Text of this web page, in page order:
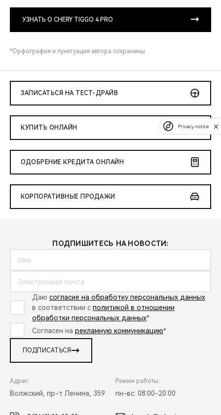
УЗНАТЬ О CHERY TIGGO 4 PRO
*Орфография и пунктуация автора сохранены
ЗАПИСАТЬСЯ НА ТЕСТ-ДРАЙВ
КУПИТЬ ОНЛАЙН
ОДОБРЕНИЕ КРЕДИТА ОНЛАЙН
КОРПОРАТИВНЫЕ ПРОДАЖИ
ПОДПИШИТЕСЬ НА НОВОСТИ:
Даю согласие на обработку персональных данных
в соответствии с политикой в отношении
обработки персональных данных*
Согласен на рекламную коммуникацию*
ПОДПИСАТЬСЯ
Адрес:
Волжский, пр-т Ленина, 359
Режим работы:
пн-вс: 08:00-20:00
Privacy notice